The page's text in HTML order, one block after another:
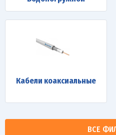
Кабели коаксиальные
ВСЕ